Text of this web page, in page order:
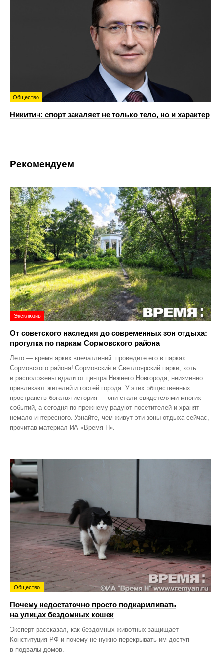
Общество
Никитин: спорт закаляет не только тело, но и характер
Рекомендуем
Эксклюзив
От советского наследия до современных зон отдыха:
прогулка по паркам Сормовского района
Лето — время ярких впечатлений: проведите его в парках
Сормовского района! Сормовский и Светлоярский парки, хоть
и расположены вдали от центра Нижнего Новгорода, неизменно
привлекают жителей и гостей города. У этих общественных
пространств богатая история — они стали свидетелями многих
событий, а сегодня по‑прежнему радуют посетителей и хранят
немало интересного. Узнайте, чем живут эти зоны отдыха сейчас,
прочитав материал ИА «Время Н».
Общество
Почему недостаточно просто подкармливать
на улицах бездомных кошек
Эксперт рассказал, как бездомных животных защищает
Конституция РФ и почему не нужно перекрывать им доступ
в подвалы домов.